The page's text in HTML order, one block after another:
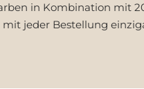
in Kombination mit
jeder Bestellung